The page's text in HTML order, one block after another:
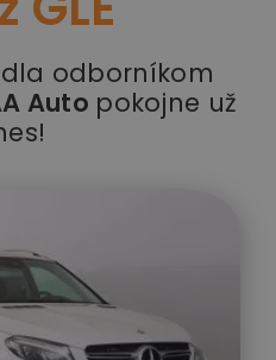
odborníkom
Auto pokojne už